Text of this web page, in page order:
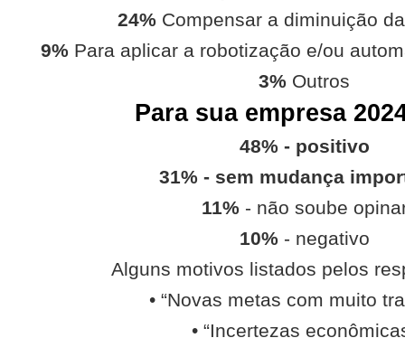
24% Compensar a diminuição
9% Para aplicar a robotização e/ou
3% Outros
Para sua empresa
48% - positivo
31% - sem mudança
11% - não soube
10% - negativo
Alguns motivos listados pelos
• “Novas metas com muito
• “Incertezas